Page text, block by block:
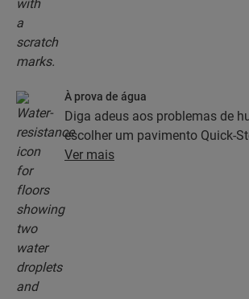
À prova de água
Diga adeus aos problemas de
escolher um pavimento Quick-
água. Estes pavimentos não só
faz com que limpá-los seja mais
Ver mais